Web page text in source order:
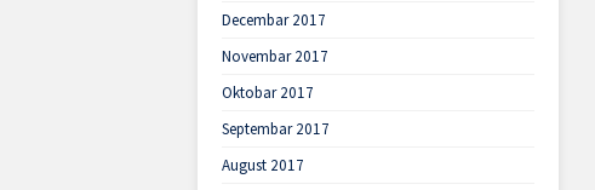
Decembar 2017
Novembar 2017
Oktobar 2017
Septembar 2017
August 2017